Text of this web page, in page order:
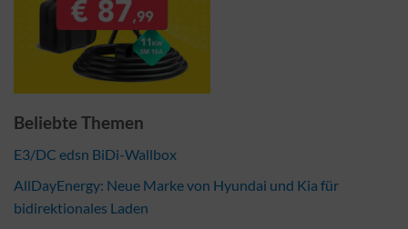
Beliebte Themen
E3/DC edsn BiDi-Wallbox
AllDayEnergy: Neue Marke von Hyundai und Kia für
bidirektionales Laden